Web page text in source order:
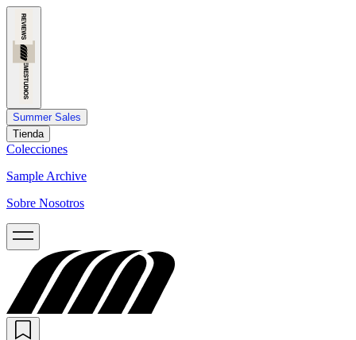
Summer Sales
Tienda
Colecciones
Sample Archive
Sobre Nosotros